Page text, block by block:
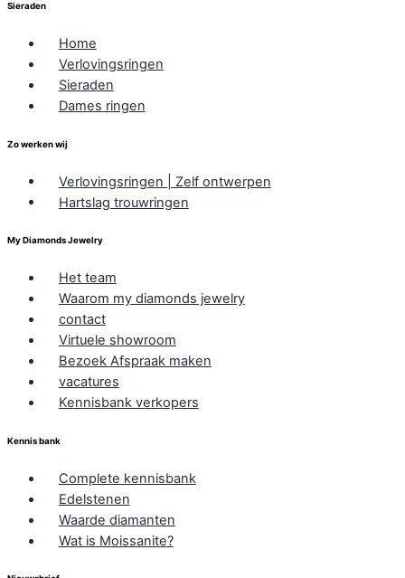
Sieraden
Home
Verlovingsringen
Sieraden
Dames ringen
Zo werken wij
Verlovingsringen | Zelf ontwerpen
Hartslag trouwringen
My Diamonds Jewelry
Het team
Waarom my diamonds jewelry
contact
Virtuele showroom
Bezoek Afspraak maken
vacatures
Kennisbank verkopers
Kennis bank
Complete kennisbank
Edelstenen
Waarde diamanten
Wat is Moissanite?